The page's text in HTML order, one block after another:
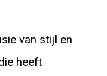
van stijl en
heeft